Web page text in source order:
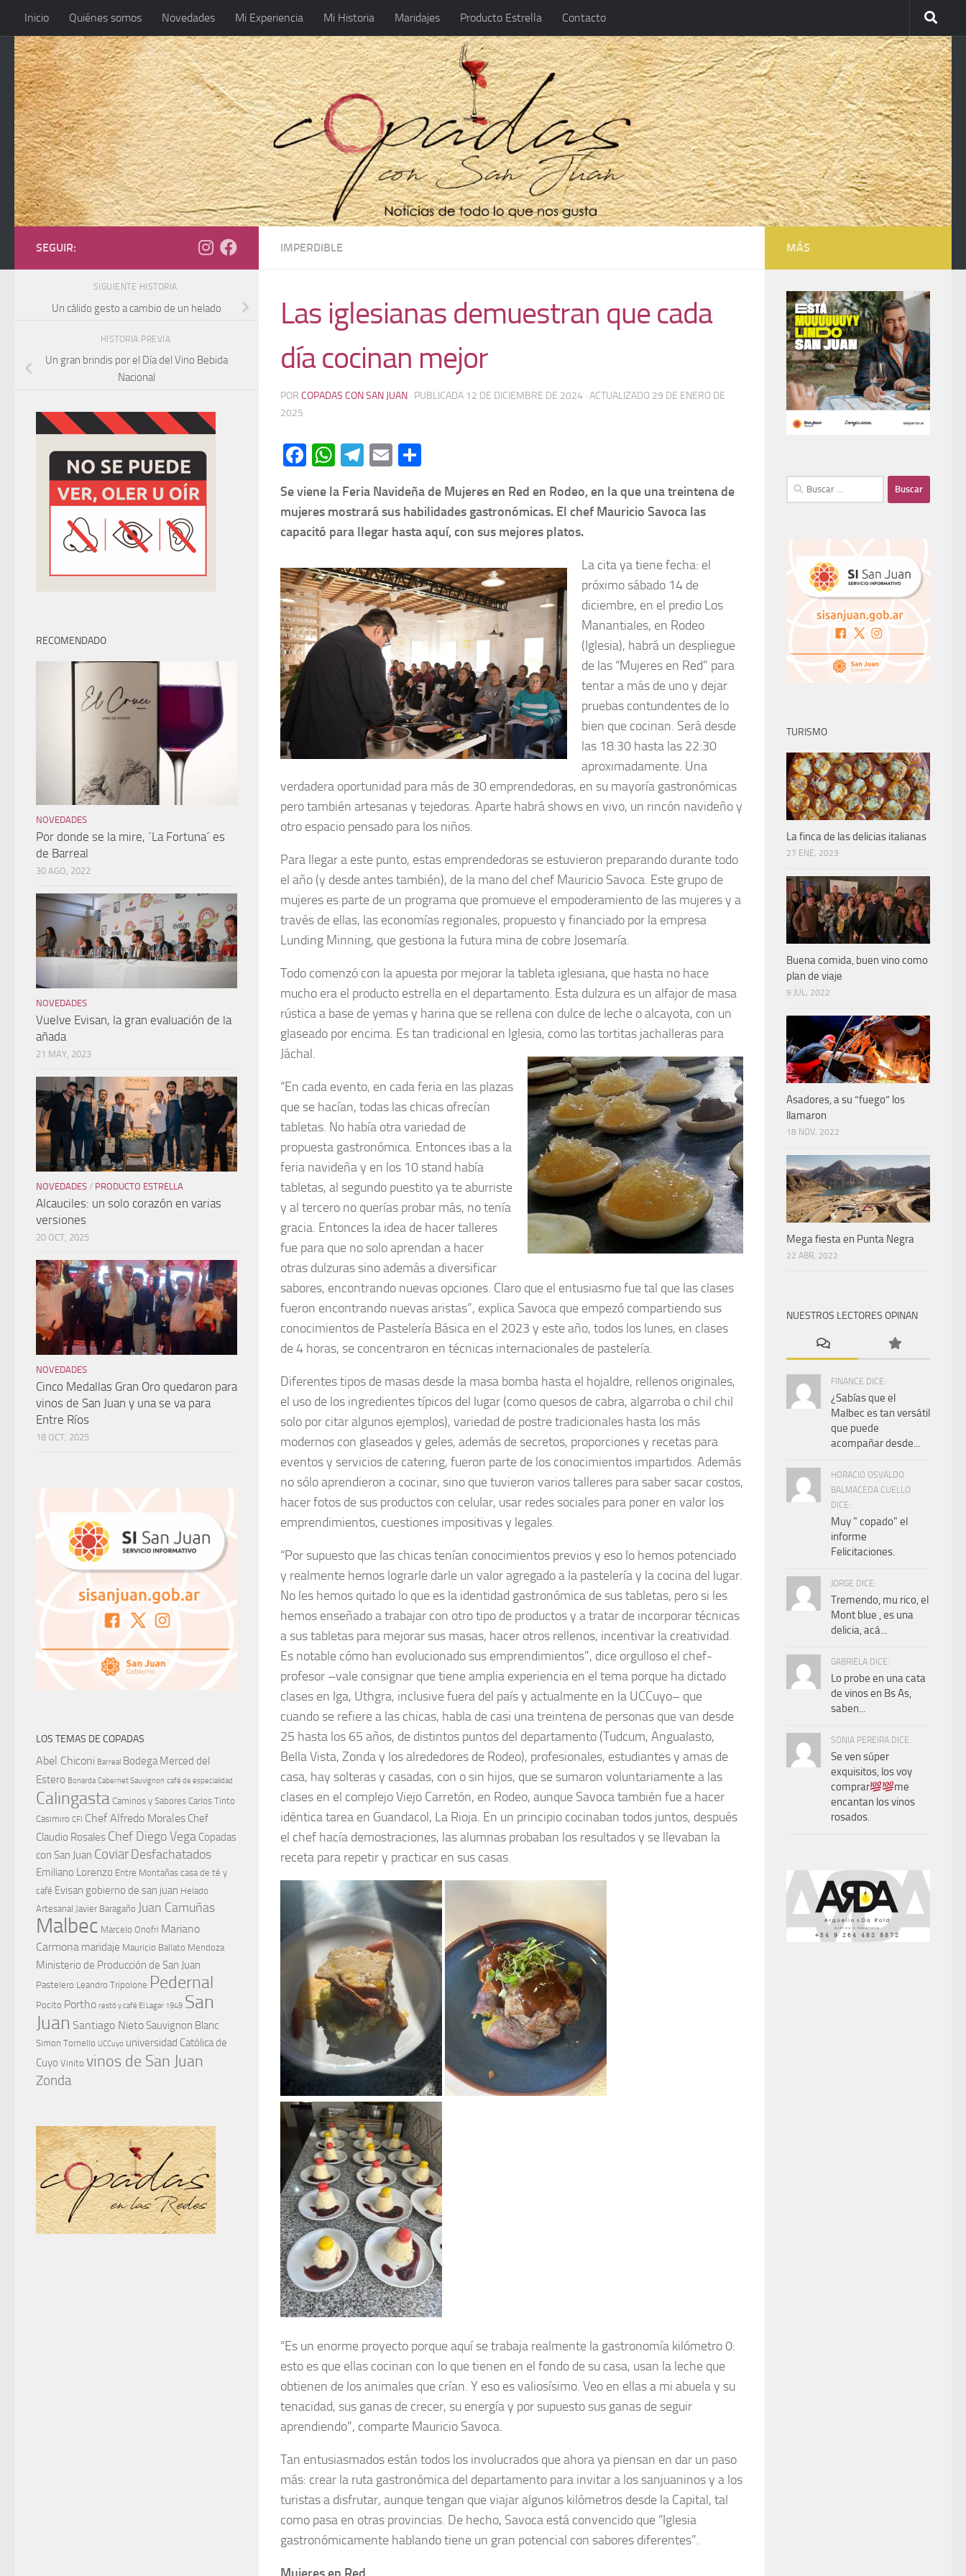
Inicio Quiénes somos Novedades Mi Experiencia Mi Historia Maridajes Producto Estrella Contacto
IMPERDIBLE
Las iglesianas demuestran que cada
día cocinan mejor
POR COPADAS CON SAN JUAN · PUBLICADA 12 DE DICIEMBRE DE 2024 · ACTUALIZADO 29 DE ENERO DE
2025
Facebook
WhatsApp
Telegram
Email
Se viene la Feria Navideña de Mujeres en Red en Rodeo, en la que una treintena de
mujeres mostrará sus habilidades gastronómicas. El chef Mauricio Savoca las
capacitó para llegar hasta aquí, con sus mejores platos.
La cita ya tiene fecha: el
próximo sábado 14 de
diciembre, en el predio Los
Manantiales, en Rodeo
(Iglesia), habrá un despliegue
de las “Mujeres en Red” para
tentar a más de uno y dejar
pruebas contundentes de lo
bien que cocinan. Será desde
las 18:30 hasta las 22:30
aproximadamente. Una
verdadera oportunidad para más de 30 emprendedoras, en su mayoría gastronómicas
pero también artesanas y tejedoras. Aparte habrá shows en vivo, un rincón navideño y
otro espacio pensado para los niños.
Para llegar a este punto, estas emprendedoras se estuvieron preparando durante todo
el año (y desde antes también), de la mano del chef Mauricio Savoca. Este grupo de
mujeres es parte de un programa que promueve el empoderamiento de las mujeres y a
través de ellas, las economías regionales, propuesto y financiado por la empresa
Lunding Minning, que gestiona la futura mina de cobre Josemaría.
Todo comenzó con la apuesta por mejorar la tableta iglesiana, que hasta no hace
mucho era el producto estrella en el departamento. Esta dulzura es un alfajor de masa
rústica a base de yemas y harina que se rellena con dulce de leche o alcayota, con un
glaseado por encima. Es tan tradicional en Iglesia, como las tortitas jachalleras para
Jáchal.
“En cada evento, en cada feria en las plazas
que se hacían, todas las chicas ofrecían
tabletas. No había otra variedad de
propuesta gastronómica. Entonces ibas a la
feria navideña y en los 10 stand había
tabletas, al segundo puestito ya te aburriste
y al tercero no querías probar más, no tenía
gracia. Entonces la idea de hacer talleres
fue para que no solo aprendan a hacer
otras dulzuras sino además a diversificar
sabores, encontrando nuevas opciones. Claro que el entusiasmo fue tal que las clases
fueron encontrando nuevas aristas”, explica Savoca que empezó compartiendo sus
conocimientos de Pastelería Básica en el 2023 y este año, todos los lunes, en clases
de 4 horas, se concentraron en técnicas internacionales de pastelería.
Diferentes tipos de masas desde la masa bomba hasta el hojaldre, rellenos originales,
el uso de los ingredientes típicos del lugar (como quesos de cabra, algarroba o chil chil
solo por citar algunos ejemplos), variedad de postre tradicionales hasta los más
modernos con glaseados y geles, además de secretos, proporciones y recetas para
eventos y servicios de catering, fueron parte de los conocimientos impartidos. Además
no sólo aprendieron a cocinar, sino que tuvieron varios talleres para saber sacar costos,
hacer fotos de sus productos con celular, usar redes sociales para poner en valor los
emprendimientos, cuestiones impositivas y legales.
“Por supuesto que las chicas tenían conocimientos previos y eso lo hemos potenciado
y realmente hemos lograrle darle un valor agregado a la pastelería y la cocina del lugar.
No les hemos quitado lo que es la identidad gastronómica de sus tabletas, pero si les
hemos enseñado a trabajar con otro tipo de productos y a tratar de incorporar técnicas
a sus tabletas para mejorar sus masas, hacer otros rellenos, incentivar la creatividad.
Es notable cómo han evolucionado sus emprendimientos”, dice orgulloso el chef-
profesor –vale consignar que tiene amplia experiencia en el tema porque ha dictado
clases en Iga, Uthgra, inclusive fuera del país y actualmente en la UCCuyo– que
cuando se refiere a las chicas, habla de casi una treintena de personas que van desde
25 hasta los 65 años, de distintos puntos del departamento (Tudcum, Angualasto,
Bella Vista, Zonda y los alrededores de Rodeo), profesionales, estudiantes y amas de
casa, hay solteras y casadas, con o sin hijos, que se sumaron voluntariamente a las
clases en el complejo Viejo Carretón, en Rodeo, aunque Savoca también fue a hacer
idéntica tarea en Guandacol, La Rioja. En un principio cocinaban todos juntos, después
el chef hacía demostraciones, las alumnas probaban los resultados y se llevaban la
receta para repetir y practicar en sus casas.
“Es un enorme proyecto porque aquí se trabaja realmente la gastronomía kilómetro 0:
esto es que ellas cocinan con lo que tienen en el fondo de su casa, usan la leche que
obtienen de los animales que crían. Y eso es valiosísimo. Veo en ellas a mi abuela y su
tenacidad, sus ganas de crecer, su energía y por supuesto sus ganas de seguir
aprendiendo”, comparte Mauricio Savoca.
Tan entusiasmados están todos los involucrados que ahora ya piensan en dar un paso
más: crear la ruta gastronómica del departamento para invitar a los sanjuaninos y a los
turistas a disfrutar, aunque tengan que viajar algunos kilómetros desde la Capital, tal
como pasa en otras provincias. De hecho, Savoca está convencido que “Iglesia
gastronómicamente hablando tiene un gran potencial con sabores diferentes”.
Mujeres en Red
SEGUIR:
SIGUIENTE HISTORIA
Un cálido gesto a cambio de un helado
HISTORIA PREVIA
Un gran brindis por el Día del Vino Bebida
Nacional
RECOMENDADO
NOVEDADES
Por donde se la mire, ´La Fortuna´ es
de Barreal
30 AGO, 2022
NOVEDADES
Vuelve Evisan, la gran evaluación de la
añada
21 MAY, 2023
NOVEDADES / PRODUCTO ESTRELLA
Alcauciles: un solo corazón en varias
versiones
20 OCT, 2025
NOVEDADES
Cinco Medallas Gran Oro quedaron para
vinos de San Juan y una se va para
Entre Ríos
18 OCT, 2025
LOS TEMAS DE COPADAS
Abel Chiconi Barreal Bodega Merced del
Estero Bonarda Cabernet Sauvignon café de especialidad
Calingasta Caminos y Sabores Carlos Tinto
Casimiro CFI Chef Alfredo Morales Chef
Claudio Rosales Chef Diego Vega Copadas
con San Juan Coviar Desfachatados
Emiliano Lorenzo Entre Montañas casa de té y
café Evisan gobierno de san juan Helado
Artesanal Javier Baragaño Juan Camuñas
Malbec Marcelo Onofri Mariano
Carmona maridaje Mauricio Ballato Mendoza
Ministerio de Producción de San Juan
Pastelero Leandro Tripolone Pedernal
Pocito Portho restó y café El Lagar 1949 San
Juan Santiago Nieto Sauvignon Blanc
Simon Tornello UCCuyo universidad Católica de
Cuyo Vinito vinos de San Juan
Zonda
MÁS
TURISMO
La finca de las delicias italianas
27 ENE, 2023
Buena comida, buen vino como
plan de viaje
9 JUL, 2022
Asadores, a su “fuego” los
llamaron
18 NOV, 2022
Mega fiesta en Punta Negra
22 ABR, 2022
NUESTROS LECTORES OPINAN
FINANCE DICE:
¿Sabías que el
Malbec es tan versátil
que puede
acompañar desde...
HORACIO OSVALDO
BALMACEDA CUELLO
DICE:
Muy " copado" el
informe
Felicitaciones.
JORGE DICE:
Tremendo, mu rico, el
Mont blue , es una
delicia, acá...
GABRIELA DICE:
Lo probe en una cata
de vinos en Bs As,
saben...
SONIA PEREIRA DICE:
Se ven súper
exquisitos, los voy
comprar
me
encantan los vinos
rosados.